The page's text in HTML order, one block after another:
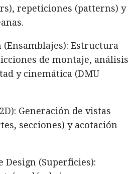
repeticiones (patterns) y
(Ensamblajes): Estructura
de montaje, análisis
y cinemática (DMU
Generación de vistas
secciones) y acotación
Design (Superficies):